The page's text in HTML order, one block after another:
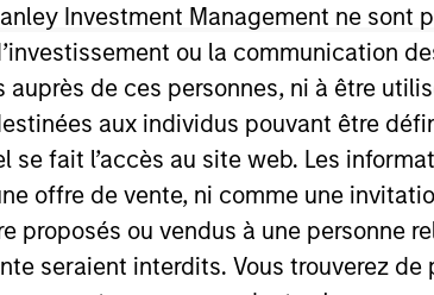
Investment Management ne sont
ou la communication
de ces personnes, ni à être
aux individus pouvant être
fait l’accès au site web. Les
offre de vente, ni comme une
ou vendus à une personne
seraient interdits. Vous trouverez de